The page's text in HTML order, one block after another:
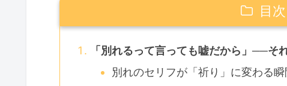
目次
「別れるって言っても嘘だから」──そ
別れのセリフが「祈り」に変わる瞬